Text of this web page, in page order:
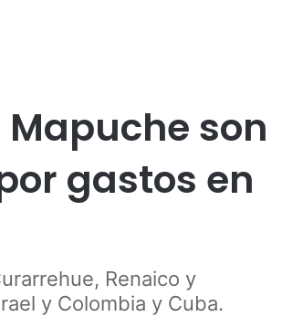
son
gastos en
Renaico y
y Colombia y Cuba.